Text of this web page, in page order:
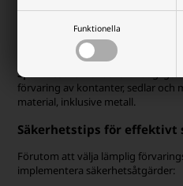
Funktionella
mängd olika material och
metall, och förutom att vara
Sparbössor
förvaring av kontanter, sedlar och
material, inklusive metall.
Säkerhetstips för effektivt
Förutom att välja lämplig
implementera säkerhetsåtgärder: